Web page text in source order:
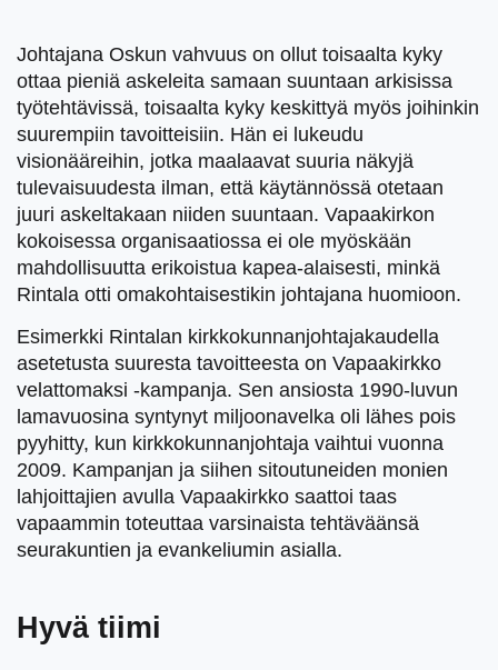
Johtajana Oskun vahvuus on ollut toisaalta kyky
ottaa pieniä askeleita samaan suuntaan arkisissa
työtehtävissä, toisaalta kyky keskittyä myös joihinkin
suurempiin tavoitteisiin. Hän ei lukeudu
visionääreihin, jotka maalaavat suuria näkyjä
tulevaisuudesta ilman, että käytännössä otetaan
juuri askeltakaan niiden suuntaan. Vapaakirkon
kokoisessa organisaatiossa ei ole myöskään
mahdollisuutta erikoistua kapea-alaisesti, minkä
Rintala otti omakohtaisestikin johtajana huomioon.
Esimerkki Rintalan kirkkokunnanjohtajakaudella
asetetusta suuresta tavoitteesta on Vapaakirkko
velattomaksi -kampanja. Sen ansiosta 1990-luvun
lamavuosina syntynyt miljoonavelka oli lähes pois
pyyhitty, kun kirkkokunnanjohtaja vaihtui vuonna
2009. Kampanjan ja siihen sitoutuneiden monien
lahjoittajien avulla Vapaakirkko saattoi taas
vapaammin toteuttaa varsinaista tehtäväänsä
seurakuntien ja evankeliumin asialla.
Hyvä tiimi